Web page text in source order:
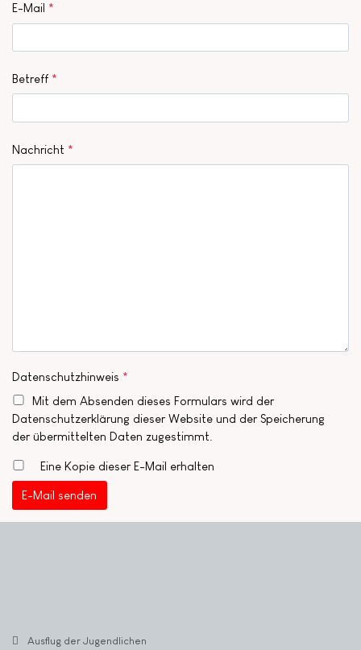
E-Mail *
Betreff *
Nachricht *
Datenschutzhinweis *
Datenschutzerklärung dieser Website und der Speicherung
der übermittelten Daten zugestimmt.
Eine Kopie dieser E-Mail erhalten
E-Mail senden
Ausflug der Jugendlichen